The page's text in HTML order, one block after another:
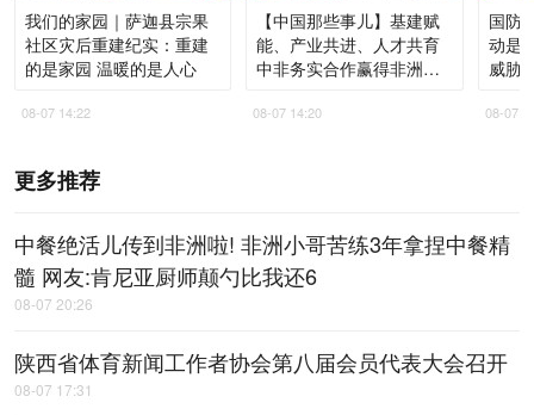
我们的家园｜萨迦县宗果
社区灾后重建纪实：重建
的是家园 温暖的是人心
08-07 14:22
【中国那些事儿】基建赋
能、产业共进、人才共育
中非务实合作赢得非洲青
08-07 14:20
国防
动是
威胁
08-07
更多推荐
中餐绝活儿传到非洲啦! 非洲小哥苦练3年拿捏中餐精
髓 网友:肯尼亚厨师颠勺比我还6
08-07 20:26
陕西省体育新闻工作者协会第八届会员代表大会召开
08-07 17:31